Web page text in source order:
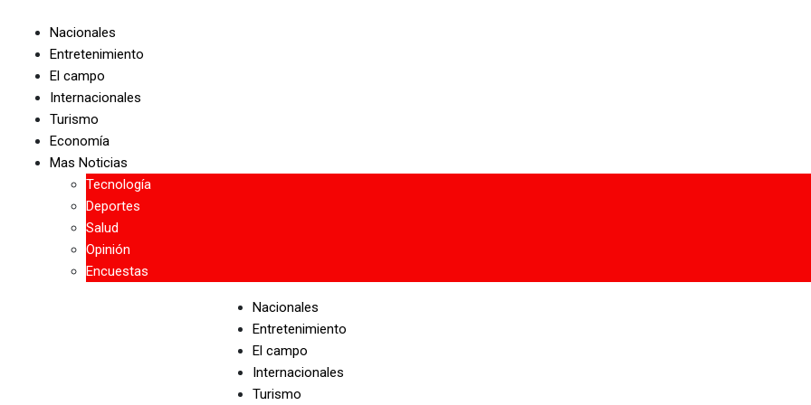
content
Nacionales
Entretenimiento
El campo
Internacionales
Turismo
Economía
Mas Noticias
Tecnología
Deportes
Salud
Opinión
Encuestas
Nacionales
Entretenimiento
El campo
Internacionales
Turismo